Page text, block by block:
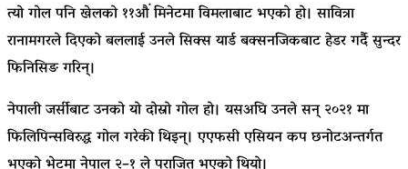
त्यो गोल पनि खेलको ११औं मिनेटमा विमलाबाट भएको हो। सावित्रा
रानामगरले दिएको बललाई उनले सिक्स यार्ड बक्सनजिकबाट हेडर गर्दै सुन्दर
फिनिसिङ गरिन्।
नेपाली जर्सीबाट उनको यो दोस्रो गोल हो। यसअघि उनले सन् २०२१ मा
फिलिपिन्सविरुद्ध गोल गरेकी थिइन्। एएफसी एसियन कप छनोटअन्तर्गत